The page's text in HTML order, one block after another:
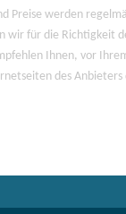
Preise werden
wir für die Richtigkeit
Ihnen, vor
des Anbieters